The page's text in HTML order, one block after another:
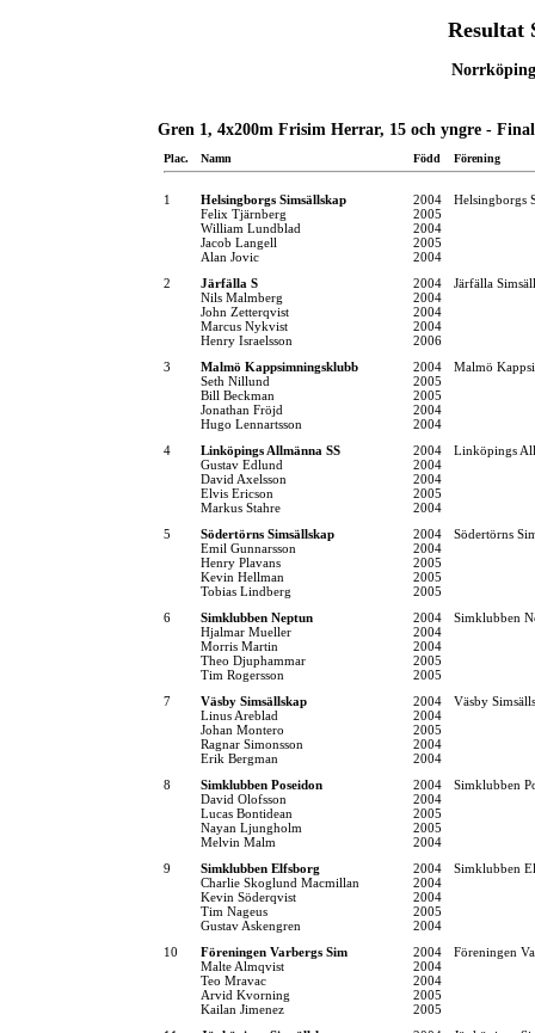
Resultat
Gren 1, 4x200m Frisim Herrar, 15 och yngre - Final
Plac. Namn Född Förening
1 Helsingborgs Simsällskap 2004
Helsingborgs
Felix Tjärnberg
2005
William Lundblad
2004
Jacob Langell
2005
Alan Jovic
2004
2
Järfälla S 2004
Järfälla
Nils Malmberg
2004
John Zetterqvist
2004
Marcus Nykvist
2004
Henry Israelsson
2006
3
Malmö Kappsimningsklubb 2004
Malmö
Seth Nillund
2005
Bill Beckman
2005
Jonathan Fröjd
2004
Hugo Lennartsson
2004
4
Linköpings Allmänna SS 2004
Linköpings
Gustav Edlund
2004
David Axelsson
2004
Elvis Ericson
2005
Markus Stahre
2004
5
Södertörns Simsällskap 2004
Södertörns
Emil Gunnarsson
2004
Henry Plavans
2005
Kevin Hellman
2005
Tobias Lindberg
2005
6
Simklubben Neptun 2004
Simklubben
Hjalmar Mueller
2004
Morris Martin
2004
Theo Djuphammar
2005
Tim Rogersson
2005
7
Väsby Simsällskap 2004
Väsby
Linus Areblad
2004
Johan Montero
2005
Ragnar Simonsson
2004
Erik Bergman
2004
8
Simklubben Poseidon 2004
Simklubben
David Olofsson
2004
Lucas Bontidean
2005
Nayan Ljungholm
2005
Melvin Malm
2004
9
Simklubben Elfsborg 2004
Simklubben
Charlie Skoglund Macmillan
2004
Kevin Söderqvist
2004
Tim Nageus
2005
Gustav Askengren
2004
10
Föreningen Varbergs Sim 2004
Föreningen
Malte Almqvist
2004
Teo Mravac
2004
Arvid Kvorning
2005
Kailan Jimenez
2005